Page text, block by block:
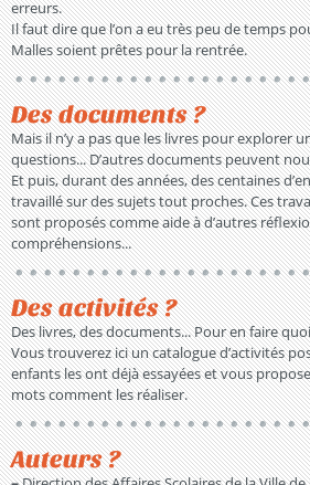
erreurs.
Il faut dire que l’on a eu très peu de temps
Malles soient prêtes pour la rentrée.
Des documents ?
Mais il n’y a pas que les livres pour explorer
questions... D’autres documents peuvent
Et puis, durant des années, des centaines
travaillé sur des sujets tout proches. Ces
sont proposés comme aide à d’autres
compréhensions...
Des activités ?
Des livres, des documents... Pour en faire
Vous trouverez ici un catalogue d’activités
enfants les ont déjà essayées et vous
mots comment les réaliser.
Auteurs ?